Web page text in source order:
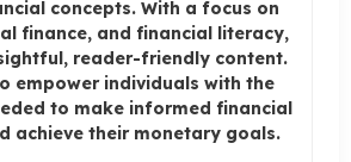
concepts. With a focus on
finance, and financial literacy,
reader-friendly content.
empower individuals with the
to make informed financial
achieve their monetary goals.